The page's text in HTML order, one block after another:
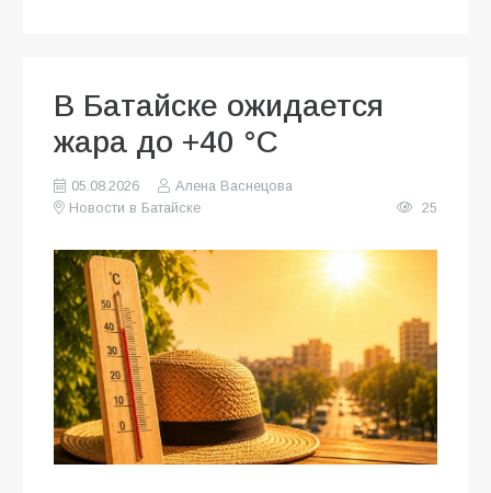
В Батайске ожидается
жара до +40 °C
05.08.2026
Алена Васнецова
Новости в Батайске
25